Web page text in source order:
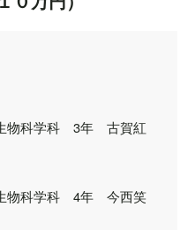
物科学科 3年 古賀紅
物科学科 4年 今西笑